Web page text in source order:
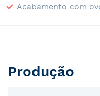
Acabamento com
Produção